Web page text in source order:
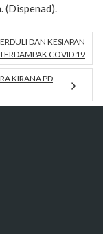
(Dispenad).
DAN KESIAPAN
COVID 19
KIRANA PD